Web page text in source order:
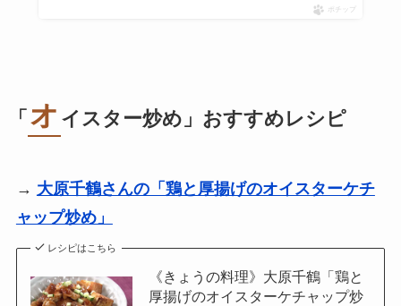
ポチップ
「 オ イスター炒め 」おすすめレシピ
→ 大原千鶴さんの「鶏と厚揚げのオイスターケチ
ャップ炒め」
レシピはこちら
《きょうの料理》大原千鶴「鶏と
厚揚げのオイスターケチャップ炒